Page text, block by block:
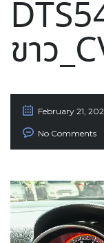
ขาว
February 21,
No Comments